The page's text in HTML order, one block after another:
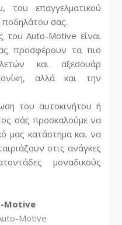
του επαγγελματικού
ποδηλάτου σας.
του Auto-Motive είναι
προσφέρουν τα πιο
και αξεσουάρ
αλλά και την
του αυτοκινήτου ή
σάς προσκαλούμε να
μας κατάστημα και να
στις ανάγκες
μοναδικούς
Motive
Motive